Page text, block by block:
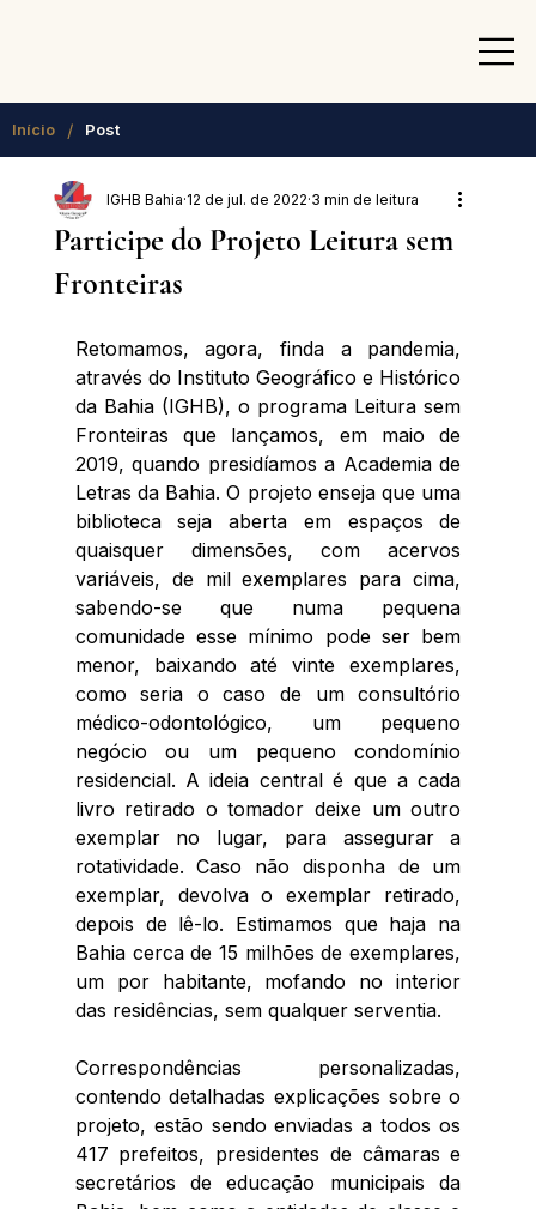
Início / Post
Participe do Projeto Leitura sem
Fronteiras
IGHB Bahia 12 de jul. de 2022 3 min de leitura
Retomamos, agora, finda a pandemia,
através do Instituto Geográfico e Histórico
da Bahia (IGHB), o programa Leitura sem
Fronteiras que lançamos, em maio de
2019, quando presidíamos a Academia de
Letras da Bahia. O projeto enseja que uma
biblioteca seja aberta em espaços de
quaisquer dimensões, com acervos
variáveis, de mil exemplares para cima,
sabendo-se que numa pequena
comunidade esse mínimo pode ser bem
menor, baixando até vinte exemplares,
como seria o caso de um consultório
médico-odontológico, um pequeno
negócio ou um pequeno condomínio
residencial. A ideia central é que a cada
livro retirado o tomador deixe um outro
exemplar no lugar, para assegurar a
rotatividade. Caso não disponha de um
exemplar, devolva o exemplar retirado,
depois de lê-lo. Estimamos que haja na
Bahia cerca de 15 milhões de exemplares,
um por habitante, mofando no interior
das residências, sem qualquer serventia.
Correspondências personalizadas,
contendo detalhadas explicações sobre o
projeto, estão sendo enviadas a todos os
417 prefeitos, presidentes de câmaras e
secretários de educação municipais da